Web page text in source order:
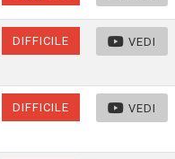
DIFFICILE VEDI
DIFFICILE VEDI